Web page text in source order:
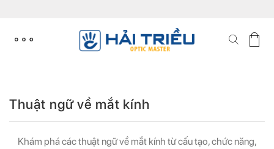
content
Thuật ngữ về mắt kính
Khám phá các thuật ngữ về mắt kính từ cấu tạo, chức năng,